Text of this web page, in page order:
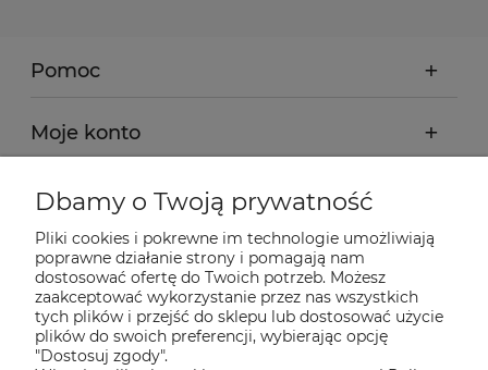
Pomoc
Moje konto
Płatności i dostawa
Informacje
O nas
Dbamy o Twoją prywatność
Pliki cookies i pokrewne im technologie umożliwiają
poprawne działanie strony i pomagają nam
dostosować ofertę do Twoich potrzeb. Możesz
zaakceptować wykorzystanie przez nas wszystkich
tych plików i przejść do sklepu lub dostosować użycie
plików do swoich preferencji, wybierając opcję
"Dostosuj zgody".